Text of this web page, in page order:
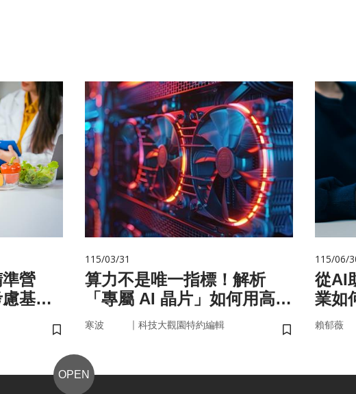
營
基
物
儲存書籤
115/03/31
算力不是唯一指標！解析
「專屬 AI 晶片」如何用高效
率驅動未來
寒波 ｜ 科技大觀園特約編輯
儲存書籤
115/06/
從AI
業如
治理
賴郁薇
OPEN